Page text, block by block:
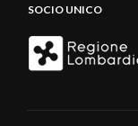
SOCIO UNICO